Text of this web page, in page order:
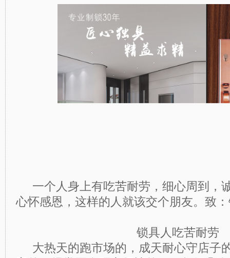
一个人身上有吃苦耐劳，细心周到，
心怀感恩，这样的人就该交个朋友。致
锁具人吃苦耐劳
大热天的跑市场的，成天耐心守店子